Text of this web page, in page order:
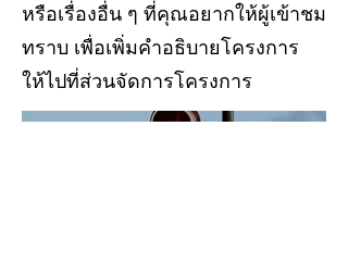
หรือเรื่องอื่น ๆ ที่คุณอยากให้ผู้เข้าชม
ทราบ เพื่อเพิ่มคำอธิบายโครงการ
ให้ไปที่ส่วนจัดการโครงการ